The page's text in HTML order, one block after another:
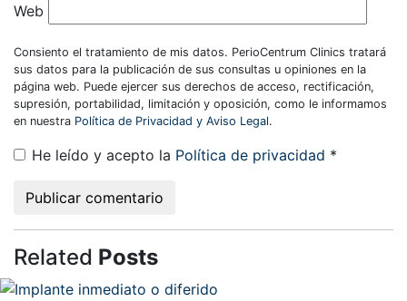
Web
Consiento el tratamiento de mis datos. PerioCentrum Clinics tratará
sus datos para la publicación de sus consultas u opiniones en la
página web. Puede ejercer sus derechos de acceso, rectificación,
supresión, portabilidad, limitación y oposición, como le informamos
en nuestra Política de Privacidad y Aviso Legal.
He leído y acepto la Política de privacidad *
Related Posts